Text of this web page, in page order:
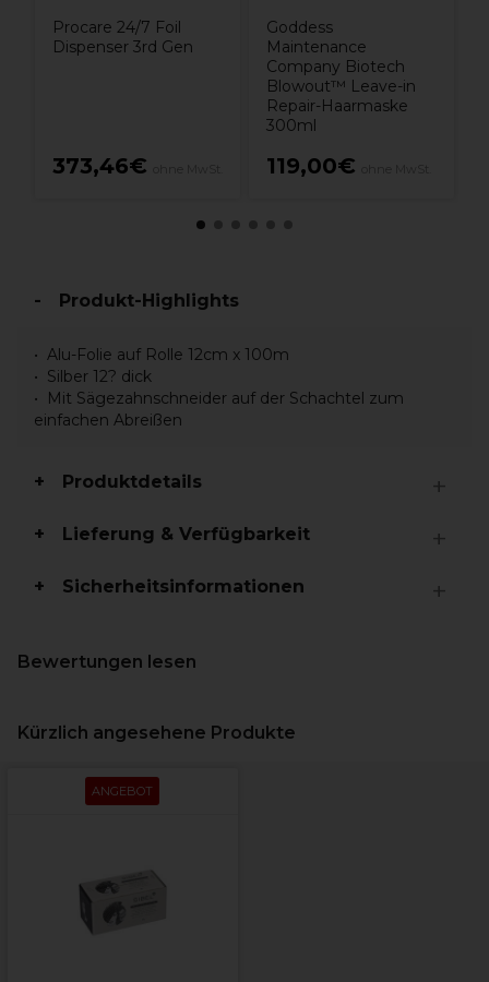
Procare 24/7 Foil
Dispenser 3rd Gen
373,46€
Goddess
Maintenance
Company Biotech
Blowout™ Leave-in
Repair-Haarmaske
300ml
119,00€
Produkt-Highlights
Alu-Folie auf Rolle 12cm x 100m
Silber 12? dick
Mit Sägezahnschneider auf der Schachtel zum
einfachen Abreißen
Produktdetails
Lieferung & Verfügbarkeit
Sicherheitsinformationen
Bewertungen lesen
Kürzlich angesehene Produkte
ANGEBOT